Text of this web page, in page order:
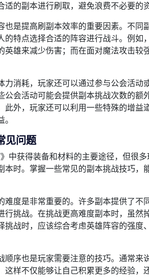
的副本进行刷取，避免浪费不必要的资
也是提高刷副本效率的重要因素。不同
的特点选择合适的阵容进行战斗。例如
英雄来减少伤害；而在面对魔法攻击较
力消耗，玩家还可以通过参与公会活动
公会活动可能会提供副本挑战次数的额
外，玩家还可以利用一些特殊的增益
见问题
中获得装备和材料的主要途径，但很
本时。掌握一些常见的副本挑战技巧，
难度是非常重要的。许多副本提供了不
行挑战。在挑战更高难度副本时，虽然
挑战时，应该综合考虑英雄阵容的强度
顺序也是玩家需要注意的技巧。通常来
这样不仅能够让自己积累更多的经验，